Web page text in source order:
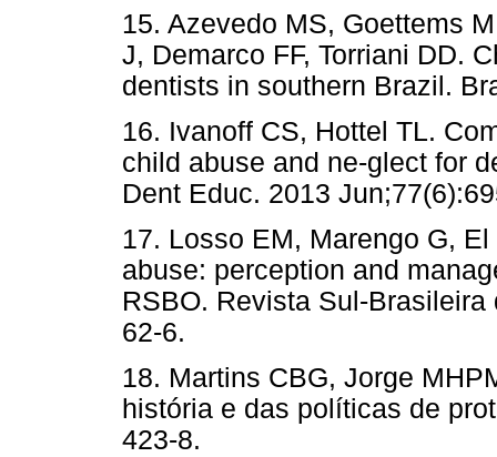
15. Azevedo MS, Goettems
J, Demarco FF, Torriani DD.
dentists in southern Brazil.
16. Ivanoff CS, Hottel TL.
child abuse and ne-glect for
Dent Educ. 2013
17. Losso EM, Marengo G,
abuse: perception and
RSBO. Revista Sul-
62-6.
18. Martins CBG, Jorge
história e das políticas de
423-8.